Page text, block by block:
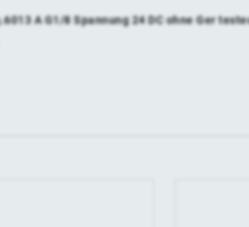
A G1/8 Spannung 24 DC ohne Ger